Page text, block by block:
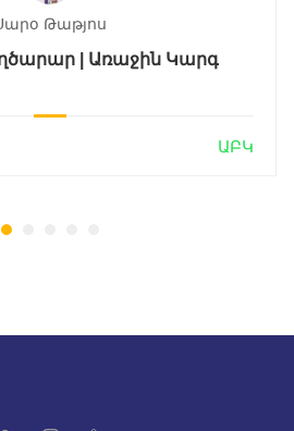
Թաթյոս
| Առաջին Կարգ
ԱԲԿ